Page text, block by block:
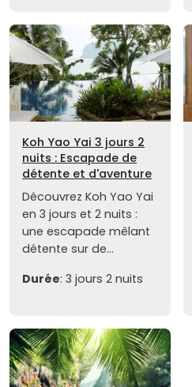
Koh Yao Yai 3 jours 2
nuits : Escapade de
détente et d'aventure
Découvrez Koh Yao Yai
en 3 jours et 2 nuits :
une escapade mêlant
détente sur de...
Durée: 3 jours 2 nuits